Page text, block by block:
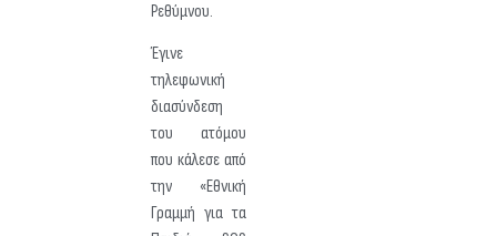
Ρεθύμνου.
Έγινε
τηλεφωνική
διασύνδεση
του ατόμου
που κάλεσε από
την «Εθνική
Γραμμή για τα